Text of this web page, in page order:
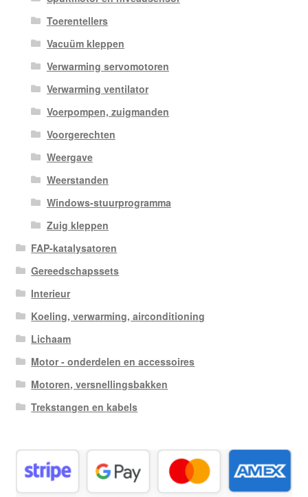
Toerentellers
Vacuüm kleppen
Verwarming servomotoren
Verwarming ventilator
Voerpompen, zuigmanden
Voorgerechten
Weergave
Weerstanden
Windows-stuurprogramma
Zuig kleppen
FAP-katalysatoren
Gereedschapssets
Interieur
Koeling, verwarming, airconditioning
Lichaam
Motor - onderdelen en accessoires
Motoren, versnellingsbakken
Trekstangen en kabels